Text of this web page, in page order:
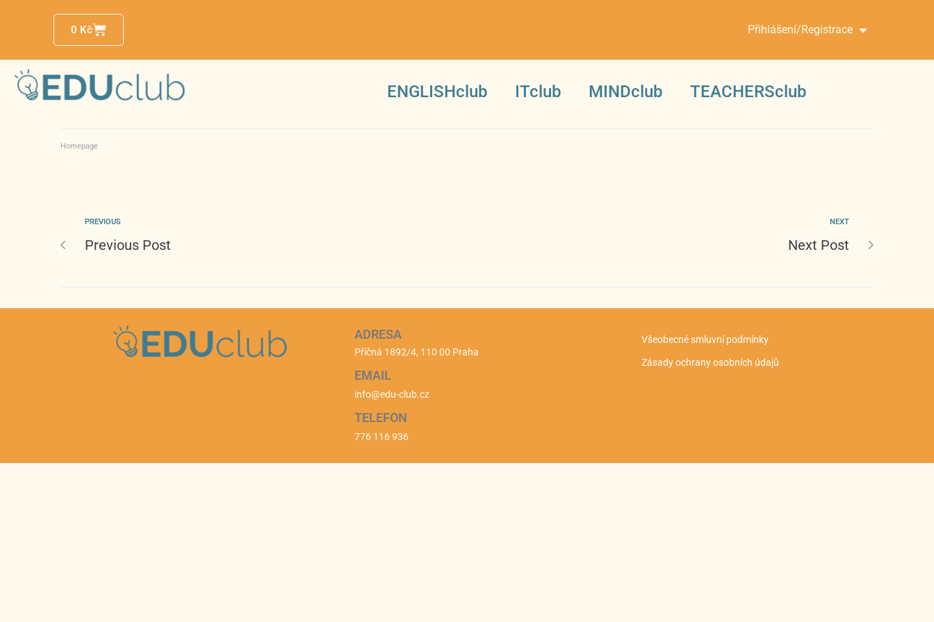
0 Kč Přihlášení/Registrace
ENGLISHclub ITclub MINDclub TEACHERSclub
Homepage
PREVIOUS
Previous Post
NEXT
Next Post
ADRESA
Příčná 1892/4, 110 00 Praha
EMAIL
info@edu-club.cz
TELEFON
776 116 936
Všeobecné smluvní podmínky
Zásady ochrany osobních údajů